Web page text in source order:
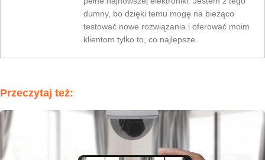
dumny, bo dzięki temu mogę na bieżąco
testować nowe rozwiązania i oferować moim
klientom tylko to, co najlepsze.
Przeczytaj też: